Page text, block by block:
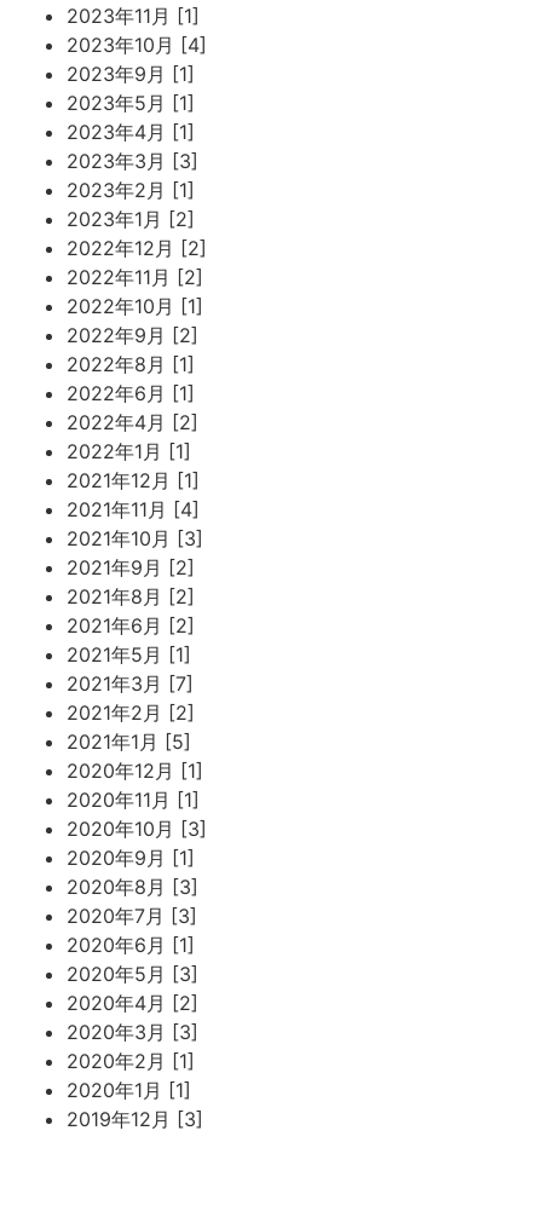
2023年11月 [1]
2023年10月 [4]
2023年9月 [1]
2023年5月 [1]
2023年4月 [1]
2023年3月 [3]
2023年2月 [1]
2023年1月 [2]
2022年12月 [2]
2022年11月 [2]
2022年10月 [1]
2022年9月 [2]
2022年8月 [1]
2022年6月 [1]
2022年4月 [2]
2022年1月 [1]
2021年12月 [1]
2021年11月 [4]
2021年10月 [3]
2021年9月 [2]
2021年8月 [2]
2021年6月 [2]
2021年5月 [1]
2021年3月 [7]
2021年2月 [2]
2021年1月 [5]
2020年12月 [1]
2020年11月 [1]
2020年10月 [3]
2020年9月 [1]
2020年8月 [3]
2020年7月 [3]
2020年6月 [1]
2020年5月 [3]
2020年4月 [2]
2020年3月 [3]
2020年2月 [1]
2020年1月 [1]
2019年12月 [3]